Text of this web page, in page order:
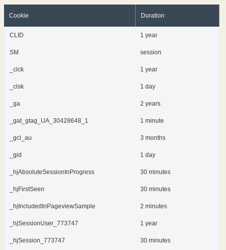
Cookie Duration
CLID 1 year
SM session
_clck 1 year
_clsk 1 day
_ga 2 years
_gat_gtag_UA_30428648_1 1 minute
_gcl_au 3 months
_gid 1 day
_hjAbsoluteSessionInProgress 30 minutes
_hjFirstSeen 30 minutes
_hjIncludedInPageviewSample 2 minutes
_hjSessionUser_773747 1 year
_hjSession_773747 30 minutes